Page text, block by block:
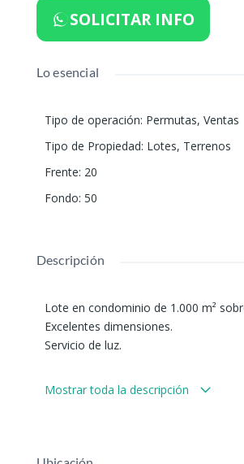
SOLICITAR INFO
Lo esencial
Tipo de operación: Permutas, Ventas
Tipo de Propiedad: Lotes, Terrenos
Frente: 20
Fondo: 50
Descripción
Lote en condominio de 1.000 m²
Excelentes dimensiones.
Servicio de luz.
EN EFECTIVO.
Mostrar toda la descripción